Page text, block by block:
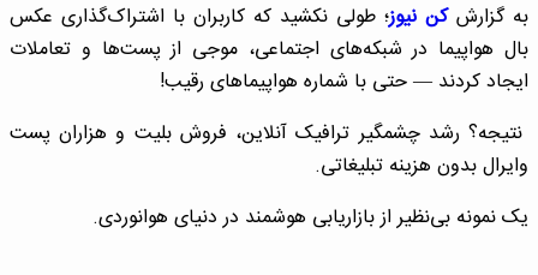
به گزارشکن نیوز؛ طولی نکشید که کاربران با اشتراک‌گذاری عکس
بال هواپیما در شبکه‌های اجتماعی، موجی از پست‌ها و تعاملات
ایجاد کردند — حتی با شماره هواپیماهای رقیب!
نتیجه؟ رشد چشمگیر ترافیک آنلاین، فروش بلیت و هزاران پست
وایرال بدون هزینه تبلیغاتی.
یک نمونه بی‌نظیر از بازاریابی هوشمند در دنیای هوانوردی.